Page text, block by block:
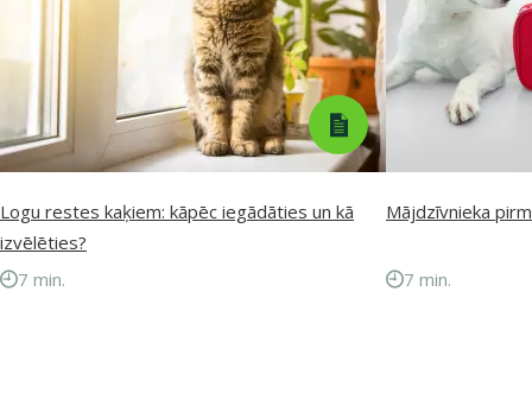
Logu restes kaķiem: kāpēc iegādāties un kā
izvēlēties?
7 min.
Mājdzīvnieka
7 min.